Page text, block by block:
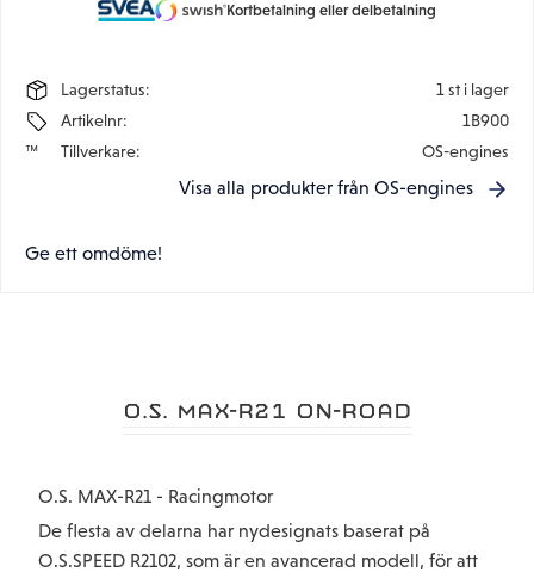
Kortbetalning eller delbetalning
Lagerstatus
1 st i lager
Artikelnr
1B900
Tillverkare
OS-engines
Visa alla produkter från OS-engines
Ge ett omdöme!
O.S. MAX-R21 ON-ROAD
O.S. MAX-R21 - Racingmotor
De flesta av delarna har nydesignats baserat på
O.S.SPEED R2102, som är en avancerad modell, för att